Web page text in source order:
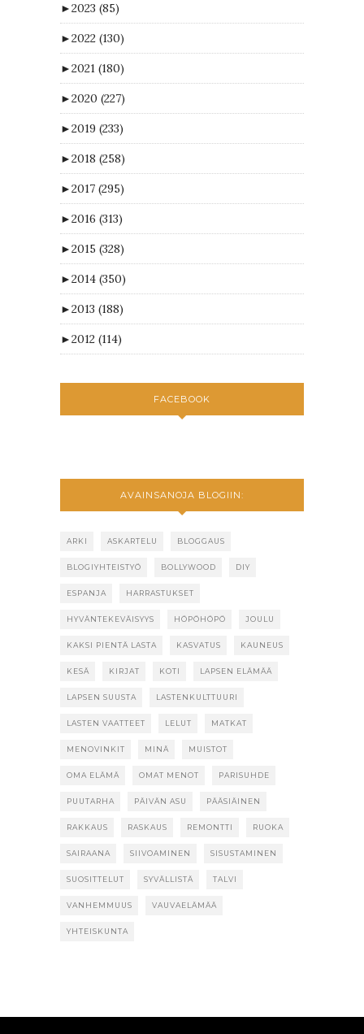
►2023 (85)
►2022 (130)
►2021 (180)
►2020 (227)
►2019 (233)
►2018 (258)
►2017 (295)
►2016 (313)
►2015 (328)
►2014 (350)
►2013 (188)
►2012 (114)
FACEBOOK
AVAINSANOJA BLOGIIN:
ARKI ASKARTELU BLOGGAUS
BLOGIYHTEISTYÖ BOLLYWOOD DIY
ESPANJA HARRASTUKSET
HYVÄNTEKEVÄISYYS HÖPÖHÖPÖ JOULU
KAKSI PIENTÄ LASTA KASVATUS KAUNEUS
KESÄ KIRJAT KOTI LAPSEN ELÄMÄÄ
LAPSEN SUUSTA LASTENKULTTUURI
LASTEN VAATTEET LELUT MATKAT
MENOVINKIT MINÄ MUISTOT
OMA ELÄMÄ OMAT MENOT PARISUHDE
PUUTARHA PÄIVÄN ASU PÄÄSIÄINEN
RAKKAUS RASKAUS REMONTTI RUOKA
SAIRAANA SIIVOAMINEN SISUSTAMINEN
SUOSITTELUT SYVÄLLISTÄ TALVI
VANHEMMUUS VAUVAELÄMÄÄ
YHTEISKUNTA